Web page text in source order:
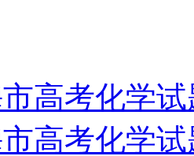
高考化学
高考化学